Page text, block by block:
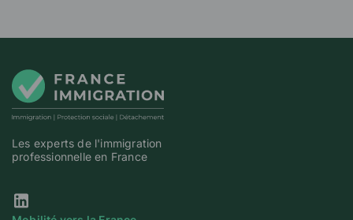
Les experts de l'immigration
professionnelle en France